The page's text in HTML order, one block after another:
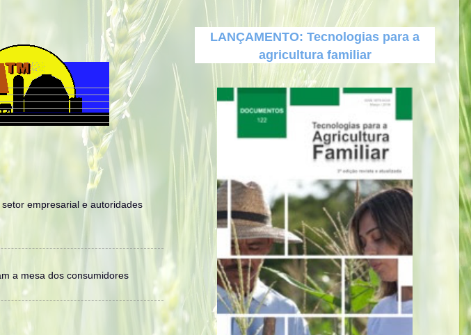
empresarial e autoridades
a mesa dos consumidores
LANÇAMENTO: Tecnologias para a
agricultura familiar